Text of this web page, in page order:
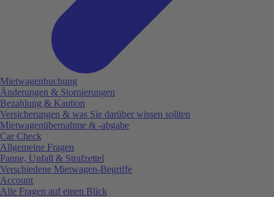
Mietwagenbuchung
Änderungen & Stornierungen
Bezahlung & Kaution
Versicherungen & was Sie darüber wissen sollten
Mietwagenübernahme & -abgabe
Car Check
Allgemeine Fragen
Panne, Unfall & Strafzettel
Verschiedene Mietwagen-Begriffe
Account
Alle Fragen auf einen Blick